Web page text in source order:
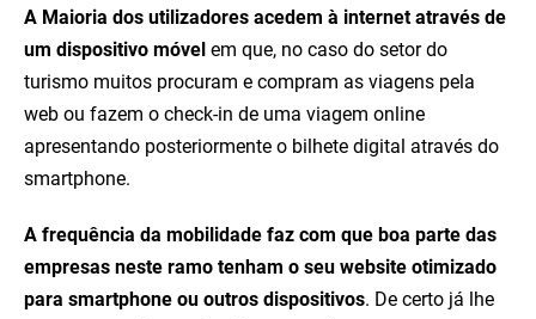
A Maioria dos utilizadores acedem à internet através de
um dispositivo móvel em que, no caso do setor do
turismo muitos procuram e compram as viagens pela
web ou fazem o check-in de uma viagem online
apresentando posteriormente o bilhete digital através do
smartphone.
A frequência da mobilidade faz com que boa parte das
empresas neste ramo tenham o seu website otimizado
para smartphone ou outros dispositivos. De certo já lhe